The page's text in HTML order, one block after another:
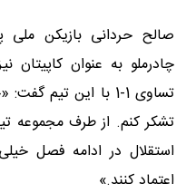
صالح حردانی بازیکن
چادرملو به عنوان کاپیتان
تساوی 1-1 با این تیم
تشکر کنم. از طرف مجموعه
استقلال در ادامه فصل
اعتماد کنند.»